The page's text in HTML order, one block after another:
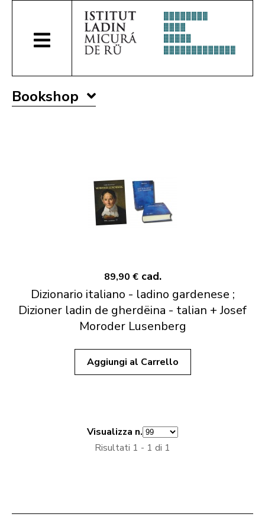
Bookshop
89,90 € cad.
Dizionario italiano - ladino gardenese ;
Dizioner ladin de gherdëina - talian + Josef
Moroder Lusenberg
Aggiungi al Carrello
Visualizza n.
Risultati 1 - 1 di 1